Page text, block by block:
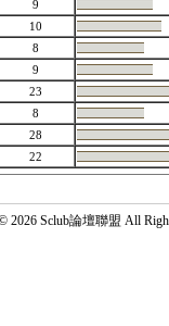
9
10
8
9
23
8
28
22
Sclub論壇聯盟 All